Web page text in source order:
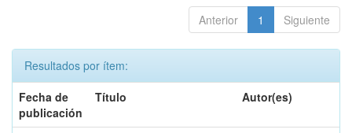
Anterior 1 Siguiente
Resultados por ítem:
Fecha de
publicación
Título Autor(es)